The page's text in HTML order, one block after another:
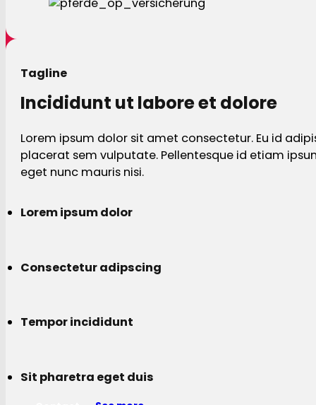
Tagline
Incididunt ut labore et dolore
Lorem ipsum dolor sit amet consectetur. Eu id
placerat sem vulputate. Pellentesque id etiam
eget nunc mauris nisi.
Lorem ipsum dolor
Consectetur adipscing
Tempor incididunt
Sit pharetra eget duis